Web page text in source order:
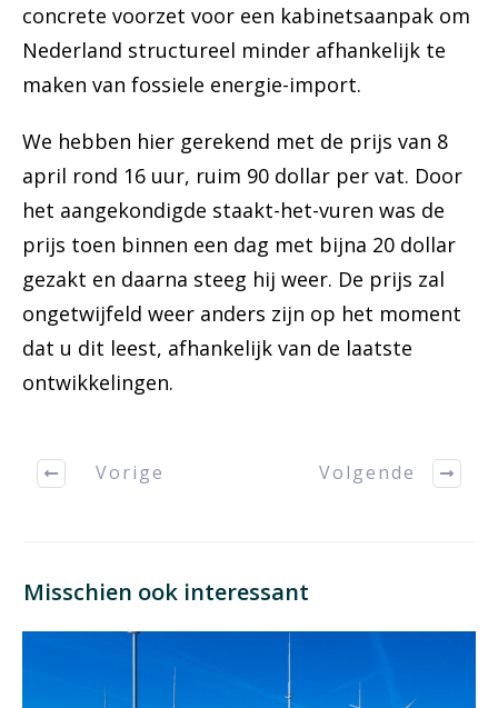
concrete voorzet voor een kabinetsaanpak om
Nederland structureel minder afhankelijk te
maken van fossiele energie-import.
We hebben hier gerekend met de prijs van 8
april rond 16 uur, ruim 90 dollar per vat. Door
het aangekondigde staakt-het-vuren was de
prijs toen binnen een dag met bijna 20 dollar
gezakt en daarna steeg hij weer. De prijs zal
ongetwijfeld weer anders zijn op het moment
dat u dit leest, afhankelijk van de laatste
ontwikkelingen.
Vorige Volgende
Misschien ook interessant